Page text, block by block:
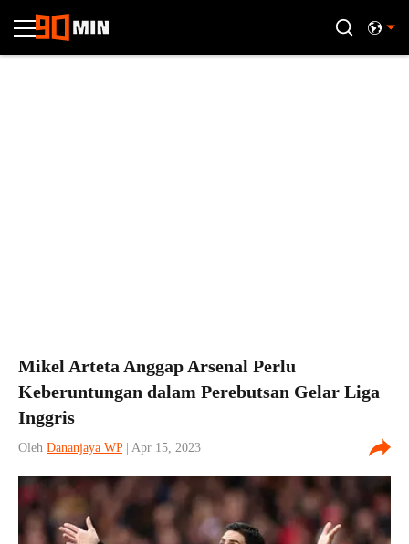
Mikel Arteta Anggap Arsenal Perlu
Keberuntungan dalam Perebutsan Gelar Liga
Inggris
Oleh Dananjaya WP| Apr 15, 2023